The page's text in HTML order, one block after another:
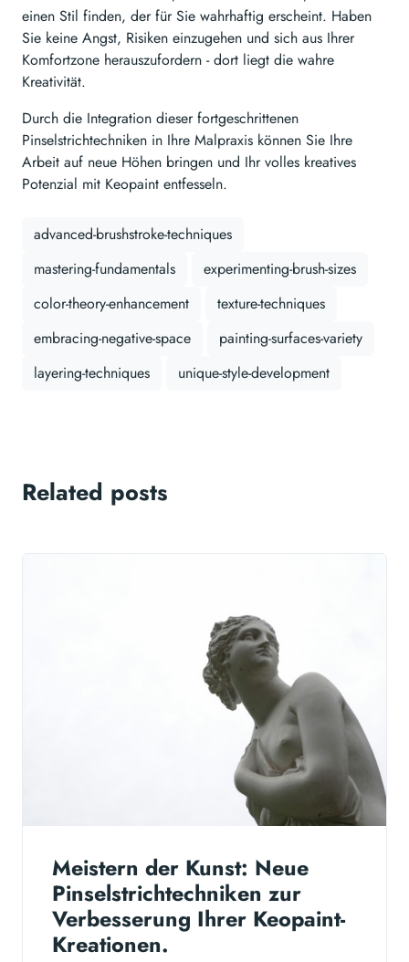
einen Stil finden, der für Sie wahrhaftig erscheint. Haben
Sie keine Angst, Risiken einzugehen und sich aus Ihrer
Komfortzone herauszufordern - dort liegt die wahre
Kreativität.
Durch die Integration dieser fortgeschrittenen
Pinselstrichtechniken in Ihre Malpraxis können Sie Ihre
Arbeit auf neue Höhen bringen und Ihr volles kreatives
Potenzial mit Keopaint entfesseln.
advanced-brushstroke-techniques
mastering-fundamentals
experimenting-brush-sizes
color-theory-enhancement
texture-techniques
embracing-negative-space
painting-surfaces-variety
layering-techniques
unique-style-development
Related posts
Meistern der Kunst: Neue
Pinselstrichtechniken zur
Verbesserung Ihrer Keopaint-
Kreationen.